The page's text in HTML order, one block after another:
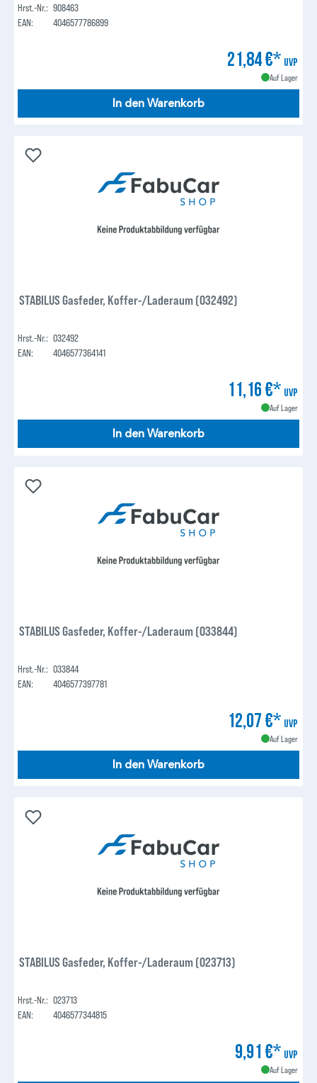
Hrst.-Nr.: 908463
EAN:
4046577786899
21,84 €* UVP
Auf Lager
In den Warenkorb
STABILUS Gasfeder, Koffer-/Laderaum (032492)
Hrst.-Nr.: 032492
EAN:
4046577364141
11,16 €* UVP
Auf Lager
In den Warenkorb
STABILUS Gasfeder, Koffer-/Laderaum (033844)
Hrst.-Nr.: 033844
EAN:
4046577397781
12,07 €* UVP
Auf Lager
In den Warenkorb
STABILUS Gasfeder, Koffer-/Laderaum (023713)
Hrst.-Nr.: 023713
EAN:
4046577344815
9,91 €* UVP
Auf Lager